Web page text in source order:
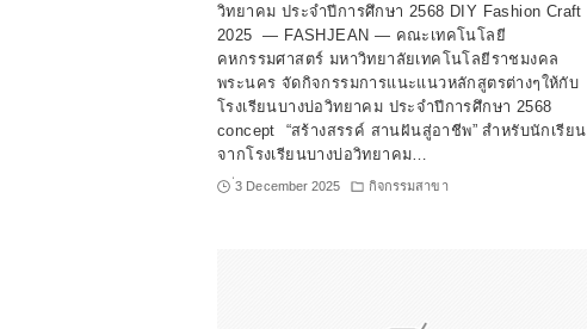
วิทยาคม ประจำปีการศึกษา 2568 DIY Fashion Craft
2025 — FASHJEAN — คณะเทคโนโลยี
คหกรรมศาสตร์ มหาวิทยาลัยเทคโนโลยีราชมงคล
พระนคร จัดกิจกรรมการแนะแนวหลักสูตรต่างๆให้กับ
โรงเรียนบางบ่อวิทยาคม ประจำปีการศึกษา 2568
concept “สร้างสรรค์ สานฝันสู่อาชีพ” สำหรับนักเรียน
จากโรงเรียนบางบ่อวิทยาคม…
่3 December 2025 กิจกรรมสาขา